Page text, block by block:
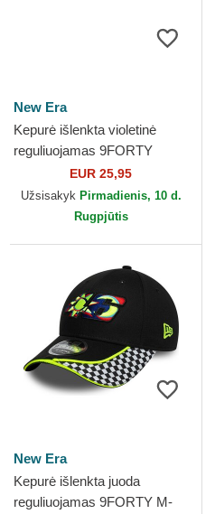
New Era
Kepurė išlenkta violetinė
reguliuojamas 9FORTY
Wordmark Valentino Rossi
VR46 MotoGP New Era
EUR 25,95
Užsisakyk Pirmadienis, 10 d.
Rugpjūtis
New Era
Kepurė išlenkta juoda
reguliuojamas 9FORTY M-